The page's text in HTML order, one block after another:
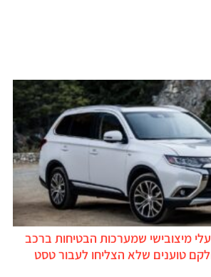
שמערכות הבטיחות ברכב
טוענים שלא הצליחו לעבור טסט